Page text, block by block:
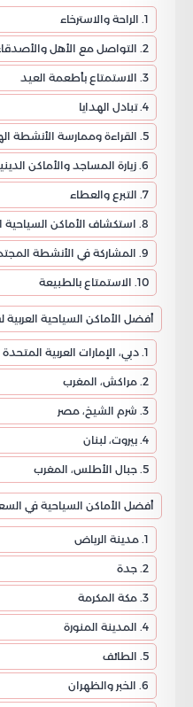
1. الراحة والاسترخاء
2. التواصل مع الأهل والأصدقاء
3. الاستمتاع بأطعمة العيد
4. تبادل الهدايا
5. القراءة وممارسة الأنشطة الهادئة
6. زيارة المساجد والأماكن الدينية
7. التبرع والعطاء
8. استكشاف الأماكن السياحية المحلية
9. المشاركة في الأنشطة المجتمعية
10. الاستمتاع بالطبيعة
أفضل الأماكن السياحية
1. دبي، الإمارات العربية المتحدة
2. مراكش، المغرب
3. شرم الشيخ، مصر
4. بيروت، لبنان
5. جبال الأطلس، المغرب
أفضل الأماكن السياحية في
1. مدينة الرياض
2. جدة
3. مكة المكرمة
4. المدينة المنورة
5. الطائف
6. الخبر والظهران